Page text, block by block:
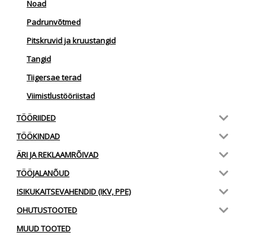
Noad
Padrunvõtmed
Pitskruvid ja kruustangid
Tangid
Tiigersae terad
Viimistlustööriistad
TÖÖRIIDED
TÖÖKINDAD
ÄRI JA REKLAAMRÕIVAD
TÖÖJALANÕUD
ISIKUKAITSEVAHENDID (IKV, PPE)
OHUTUSTOOTED
MUUD TOOTED